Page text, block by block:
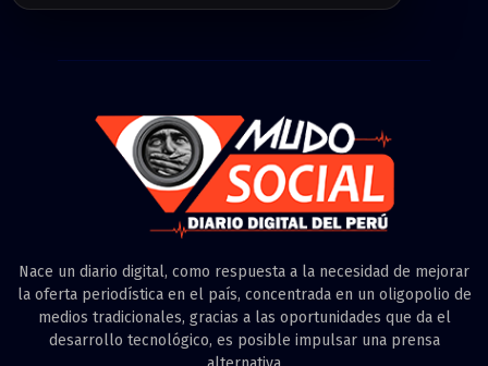
Nace un diario digital, como respuesta a la necesidad de mejorar
la oferta periodística en el país, concentrada en un oligopolio de
medios tradicionales, gracias a las oportunidades que da el
desarrollo tecnológico, es posible impulsar una prensa